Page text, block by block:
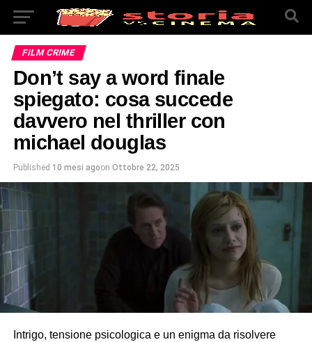
FILM CRIME
Don’t say a word finale
spiegato: cosa succede
davvero nel thriller con
michael douglas
Published 10 mesi agoon Ottobre 22, 2025
Intrigo, tensione psicologica e un enigma da risolvere